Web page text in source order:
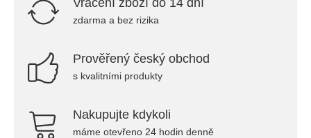
Vrácení zboží do 14 dní
zdarma a bez rizika
Prověřený český obchod
s kvalitními produkty
Nakupujte kdykoli
máme otevřeno 24 hodin denně